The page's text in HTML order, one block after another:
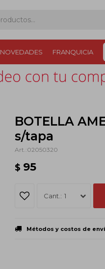
NOVEDADES FRANQUICIA
BOTELLA
s/tapa
02050320
$ 95
1
Métodos y costos de